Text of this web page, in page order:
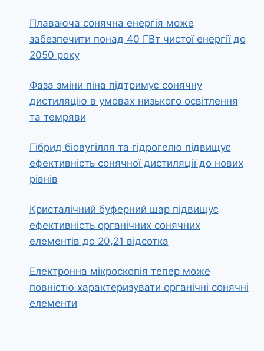
Плаваюча сонячна енергія може
забезпечити понад 40 ГВт чистої енергії до
2050 року
Фаза зміни піна підтримує сонячну
дистиляцію в умовах низького освітлення
та темряви
Гібрид біовугілля та гідрогелю підвищує
ефективність сонячної дистиляції до нових
рівнів
Кристалічний буферний шар підвищує
ефективність органічних сонячних
елементів до 20,21 відсотка
Електронна мікроскопія тепер може
повністю характеризувати органічні сонячні
елементи